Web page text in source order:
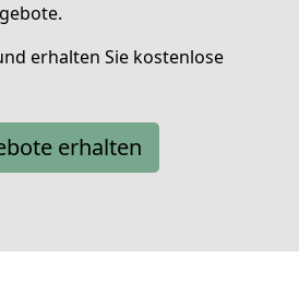
erhalten Sie kostenlose
erhalten